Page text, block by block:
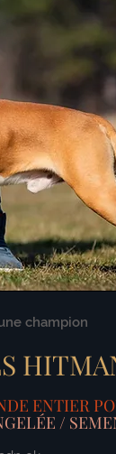
champion
ENTIER
/